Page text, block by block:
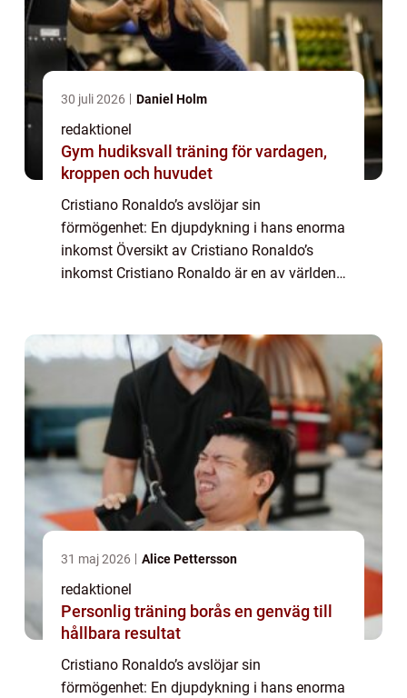
30 juli 2026 Daniel Holm
redaktionel
Gym hudiksvall träning för vardagen,
kroppen och huvudet
Cristiano Ronaldo’s avslöjar sin
förmögenhet: En djupdykning i hans enorma
inkomst Översikt av Cristiano Ronaldo’s
inkomst Cristiano Ronaldo är en av världens
han...
31 maj 2026 Alice Pettersson
redaktionel
Personlig träning borås en genväg till
hållbara resultat
Cristiano Ronaldo’s avslöjar sin
förmögenhet: En djupdykning i hans enorma